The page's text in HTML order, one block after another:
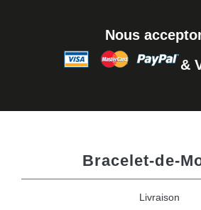
Nous
&
Bracelet-de-
Livraison